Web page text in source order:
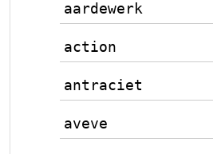
aardewerk
action
antraciet
aveve